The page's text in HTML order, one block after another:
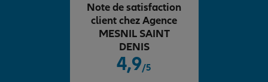
Investissements immobiliers
Changer de voiture
4,9/5
Note de satisfaction
client chez Agence
MESNIL SAINT
DENIS